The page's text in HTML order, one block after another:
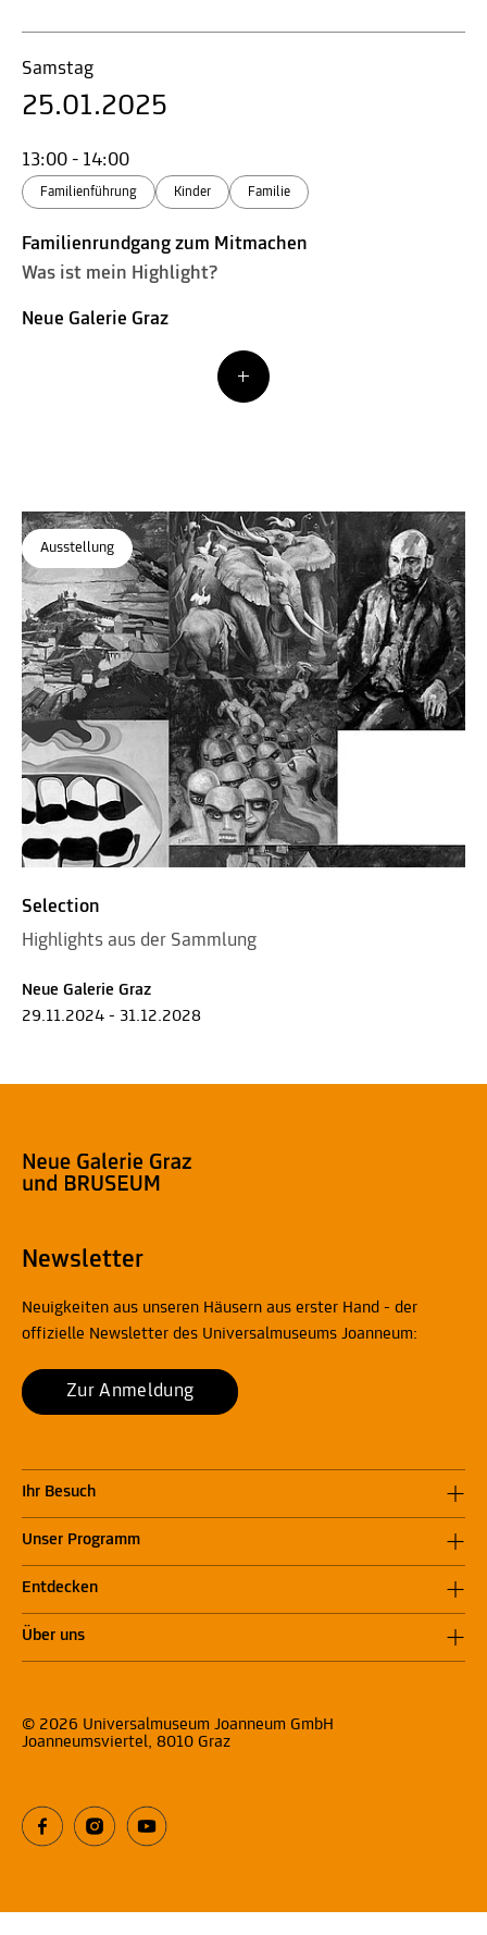
Samstag
25.01.2025
13:00 - 14:00
Familienführung Kinder Familie
Familienrundgang zum Mitmachen
Was ist mein Highlight?
Neue Galerie Graz
Ausstellung
Selection
Highlights aus der Sammlung
Neue Galerie Graz
29.11.2024 - 31.12.2028
Newsletter
Neuigkeiten aus unseren Häusern aus erster Hand - der
offizielle Newsletter des Universalmuseums Joanneum:
Zur Anmeldung
Ihr Besuch
Unser Programm
Entdecken
Über uns
© 2026 Universalmuseum Joanneum GmbH
Joanneumsviertel, 8010 Graz